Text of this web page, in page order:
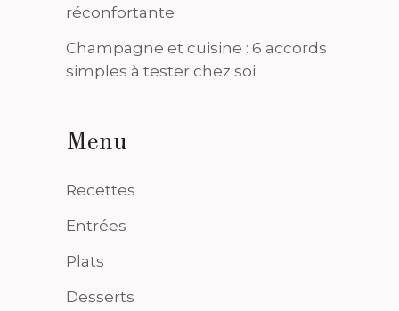
réconfortante
Champagne et cuisine : 6 accords
simples à tester chez soi
Menu
Recettes
Entrées
Plats
Desserts